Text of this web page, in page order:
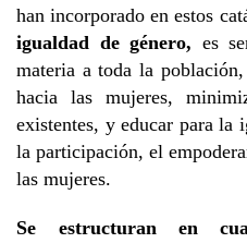
han incorporado en estos
igualdad de género, es
materia a toda la
hacia las mujeres,
existentes, y educar para la
la participación, el
las mujeres.
Se estructuran en